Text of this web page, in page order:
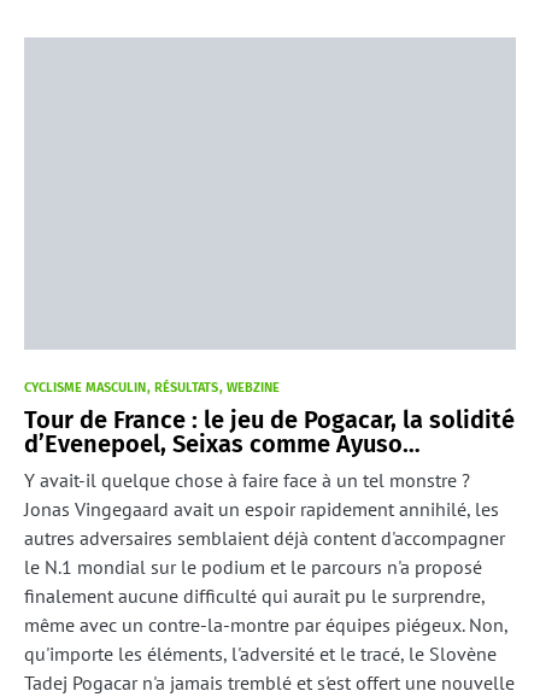
CYCLISME MASCULIN RÉSULTATS WEBZINE
Tour de France : le jeu de Pogacar, la solidité
d’Evenepoel, Seixas comme Ayuso…
Y avait-il quelque chose à faire face à un tel monstre ?
Jonas Vingegaard avait un espoir rapidement annihilé, les
autres adversaires semblaient déjà content d'accompagner
le N.1 mondial sur le podium et le parcours n'a proposé
finalement aucune difficulté qui aurait pu le surprendre,
même avec un contre-la-montre par équipes piégeux. Non,
qu'importe les éléments, l'adversité et le tracé, le Slovène
Tadej Pogacar n'a jamais tremblé et s'est offert une nouvelle